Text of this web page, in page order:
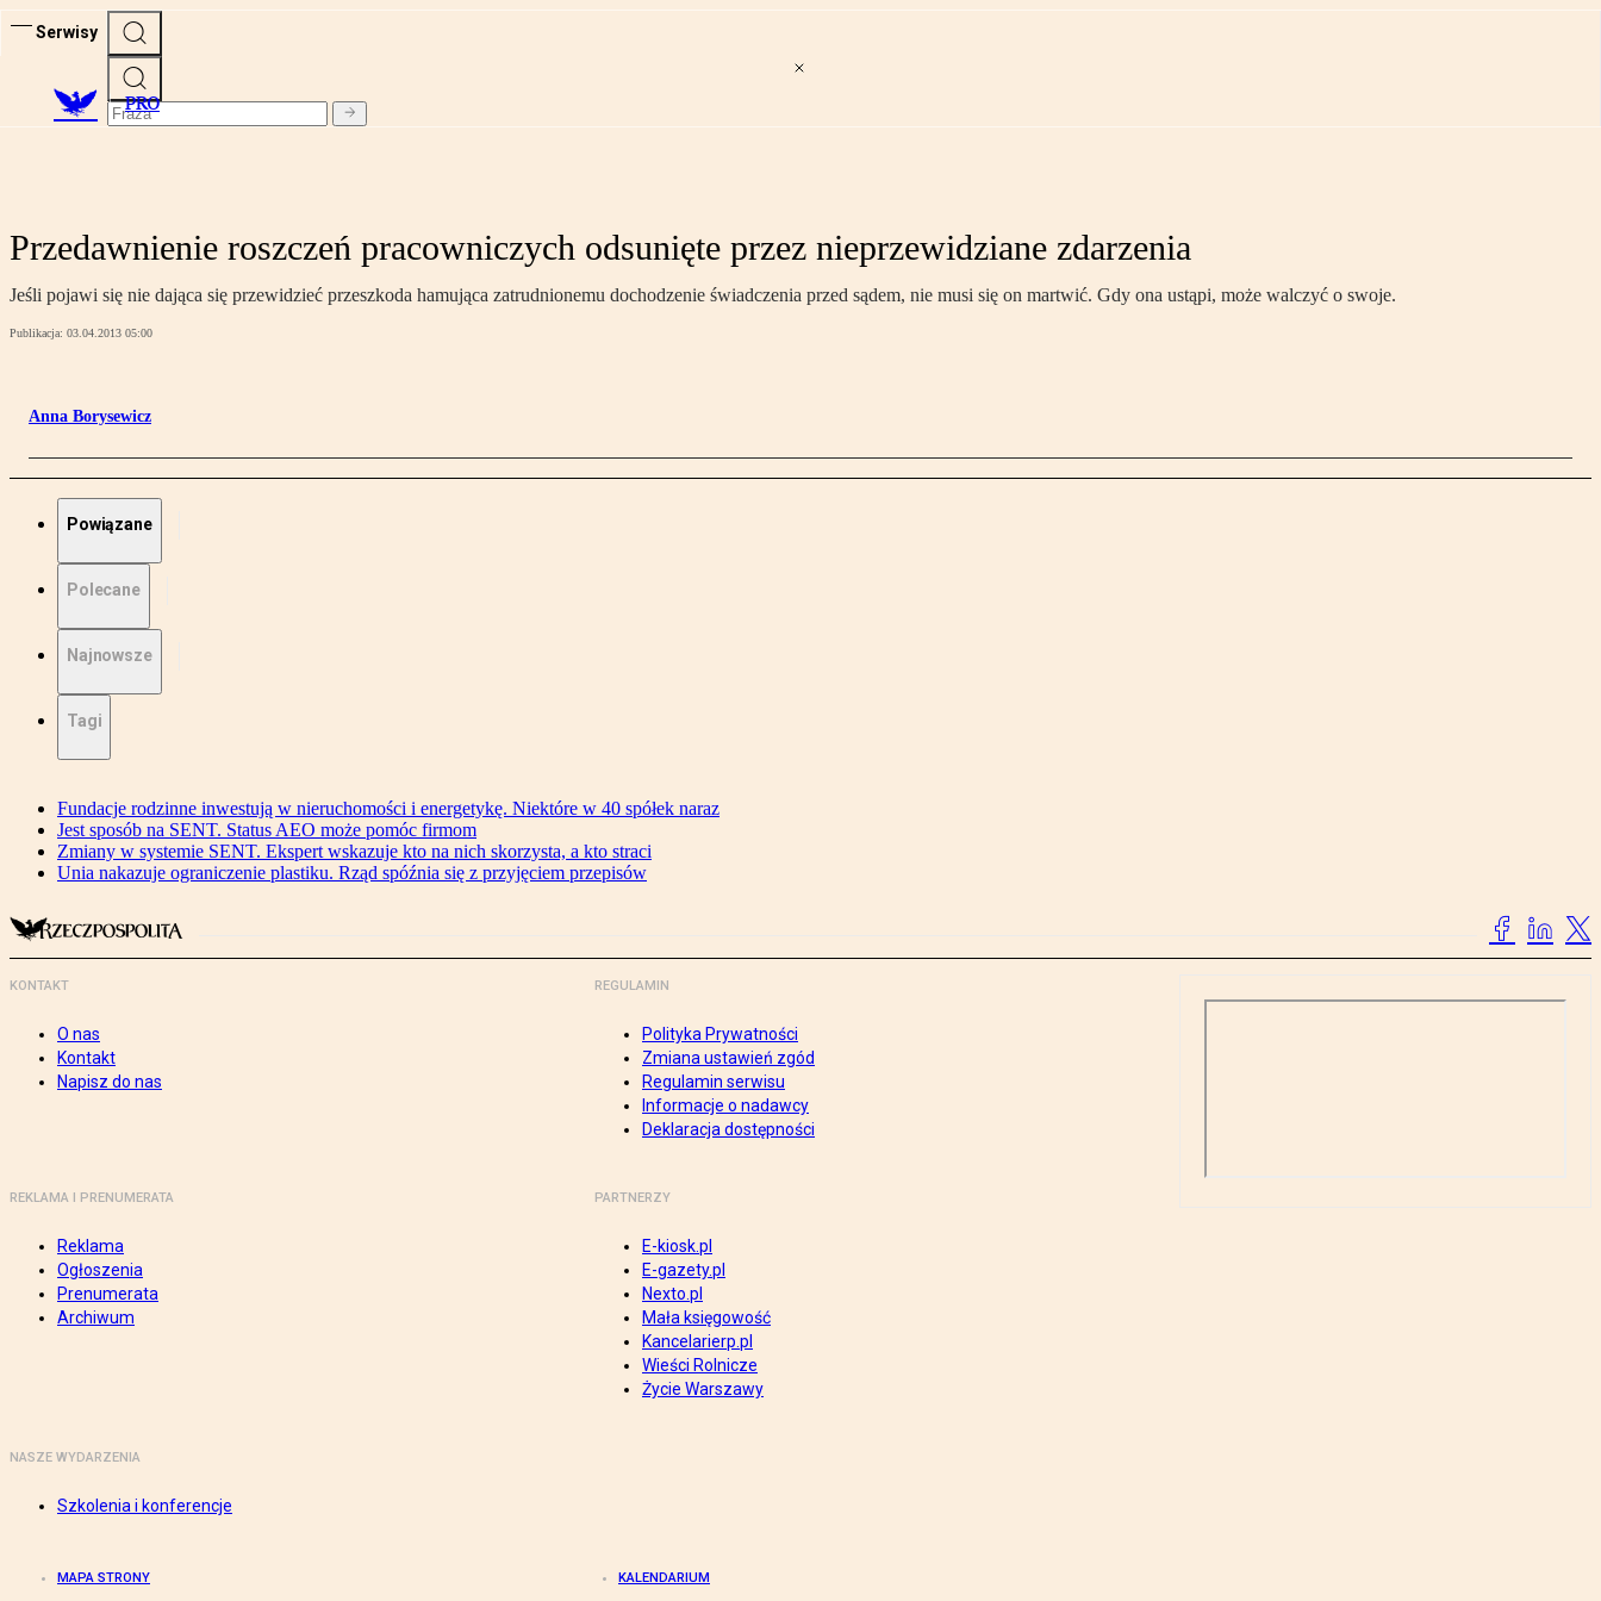
Serwisy
PRO
Przedawnienie roszczeń pracowniczych odsunięte przez nieprzewidziane zdarzenia
Jeśli pojawi się nie dająca się przewidzieć przeszkoda hamująca zatrudnionemu dochodzenie świadczenia przed sądem, nie musi się on martwić. Gdy ona ustąpi, może walczyć o swoje.
Publikacja: 03.04.2013 05:00
Anna Borysewicz
Powiązane
Polecane
Najnowsze
Tagi
Fundacje rodzinne inwestują w nieruchomości i energetykę. Niektóre w 40 spółek naraz
Jest sposób na SENT. Status AEO może pomóc firmom
Zmiany w systemie SENT. Ekspert wskazuje kto na nich skorzysta, a kto straci
Unia nakazuje ograniczenie plastiku. Rząd spóźnia się z przyjęciem przepisów
KONTAKT
O nas
Kontakt
Napisz do nas
REGULAMIN
Polityka Prywatności
Zmiana ustawień zgód
Regulamin serwisu
Informacje o nadawcy
Deklaracja dostępności
REKLAMA I PRENUMERATA
Reklama
Ogłoszenia
Prenumerata
Archiwum
PARTNERZY
E-kiosk.pl
E-gazety.pl
Nexto.pl
Mała księgowość
Kancelarierp.pl
Wieści Rolnicze
Życie Warszawy
NASZE WYDARZENIA
Szkolenia i konferencje
MAPA STRONY KALENDARIUM